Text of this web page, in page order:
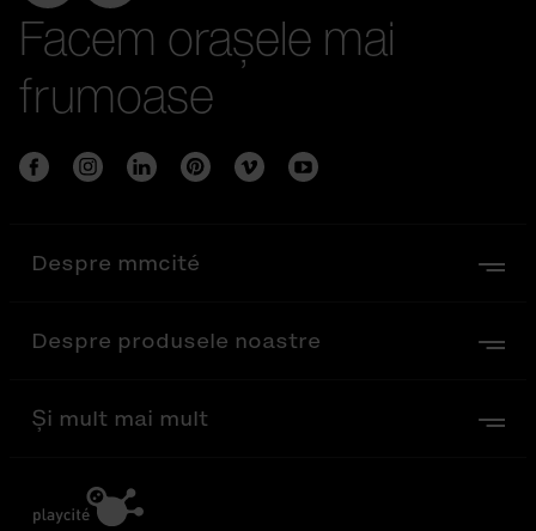
Facem orașele mai
frumoase
Despre mmcité
Despre produsele noastre
Și mult mai mult